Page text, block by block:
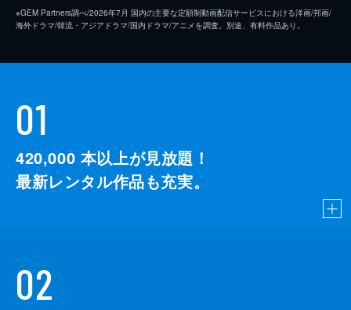
※GEM Partners調べ/2026年7⽉ 国内の主要な定額制動画配信サービスにおける洋画/邦画/
海外ドラマ/韓流・アジアドラマ/国内ドラマ/アニメを調査。別途、有料作品あり。
01
420,000 本以上が見放題！
最新レンタル作品も充実。
02